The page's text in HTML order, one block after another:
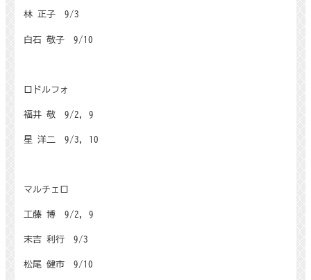
林 正子9/3
白石 敬子9/10
ロドルフォ
福井 敬9/2, 9
星 洋二9/3, 10
マルチェロ
工藤 博9/2, 9
末吉 利行9/3
松尾 健市9/10